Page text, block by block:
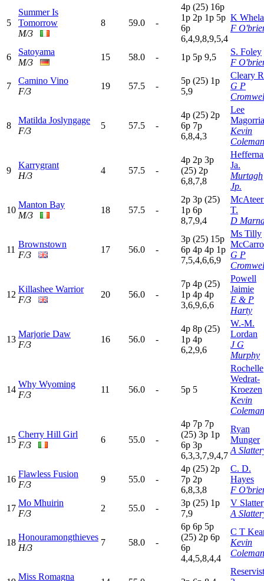
5
Summer Is
Tomorrow
M/3
8 59.0 -
4p (25) 16p
1p 2p 1p 5p
6p
6,4,9,8,9,5,4
K
F
6
Satoyama
M/3
15 58.0 - 1p 5p 9,5
S. Foley
F
7
Camino Vino
F/3
19 57.5 -
5p (25) 1p
5,9
Cleary
G P
8
Matilda Joslyngage
F/3
5 57.5 -
4p (25) 2p
6p 7p
6,8,4,3
Lee
Kevin
Coleman
9
Karrygrant
H/3
4 57.5 -
4p 2p 3p
(25) 2p
6,8,7,8
Ja.
Murtagh
Jp.
10
Manton Bay
M/3
18 57.5 -
2p 3p (25)
1p 6p
8,7,9,4
T.
D
11
Brownstown
F/3
17 56.0 -
3p (25) 15p
6p 4p 4p 1p
7,5,4,6,6,9
Ms Tilly
G P
12
Killashee Warrior
F/3
20 56.0 -
7p 4p (25)
1p 4p 4p
3,6,9,6,6
Powell
Jaimie
E & P
Harty
13
Marjorie Daw
F/3
16 56.0 -
4p 8p (25)
1p 4p
6,2,9,6
W.-M.
Lordan
J G
Murphy
14
Why Wyoming
F/3
11 56.0 - 5p 5
Rochelle
Wedrat-
Kroezen
Kevin
Coleman
15
Cherry Hill Girl
F/3
6 55.0 -
4p 7p 7p
(25) 3p 1p
6p 3p
6,3,3,7,9,4,7
Ryan
Munger
A
16
Flawless Fusion
F/3
9 55.0 -
4p (25) 2p
7p 2p
6,8,3,8
C. D.
Hayes
F
17
Mo Mhuirin
F/3
2 55.0 -
3p (25) 1p
7,9
V
A
18
Honouramongthieves
H/3
7 58.0 -
6p 6p 5p
(25) 2p 6p
6p
4,4,5,8,4,4
C T
Kevin
Coleman
Miss Romagna